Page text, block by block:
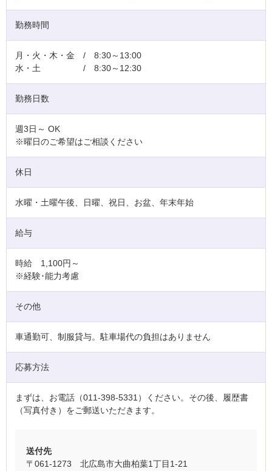
勤務時間
月・火・木・金 / 8:30～13:00
水・土 / 8:30～12:30
勤務日数
週3日～ OK
※曜日のご希望はご相談ください
休日
水曜・土曜午後、日曜、祝日、お盆、年末年始
給与
時給 1,100円～
※経験･能力考慮
その他
車通勤可、制服貸与。駐車場代の負担はありません
応募方法
まずは、お電話（011-398-5331）ください。その後、履歴書
（写真付き）をご郵送いただきます。
送付先
〒061-1273 北広島市大曲柏葉1丁目1-21